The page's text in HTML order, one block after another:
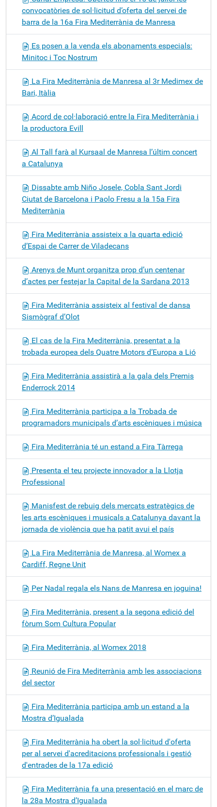
convocatòries de sol·licitud d’oferta del servei de
barra de la 16a Fira Mediterrània de Manresa
Es posen a la venda els abonaments especials:
Minitoc i Toc Nostrum
La Fira Mediterrània de Manresa al 3r Medimex de
Bari, Itàlia
Acord de col·laboració entre la Fira Mediterrània i
la productora Evill
Al Tall farà al Kursaal de Manresa l’últim concert
a Catalunya
Dissabte amb Niño Josele, Cobla Sant Jordi
Ciutat de Barcelona i Paolo Fresu a la 15a Fira
Mediterrània
Fira Mediterrània assisteix a la quarta edició
d’Espai de Carrer de Viladecans
Arenys de Munt organitza prop d’un centenar
d’actes per festejar la Capital de la Sardana 2013
Fira Mediterrània assisteix al festival de dansa
Sismògraf d’Olot
El cas de la Fira Mediterrània, presentat a la
trobada europea dels Quatre Motors d’Europa a Lió
Fira Mediterrània assistirà a la gala dels Premis
Enderrock 2014
Fira Mediterrània participa a la Trobada de
programadors municipals d’arts escèniques i música
Fira Mediterrània té un estand a Fira Tàrrega
Presenta el teu projecte innovador a la Llotja
Professional
Manisfest de rebuig dels mercats estratègics de
les arts escèniques i musicals a Catalunya davant la
jornada de violència que ha patit avui el país
La Fira Mediterrània de Manresa, al Womex a
Cardiff, Regne Unit
Per Nadal regala els Nans de Manresa en joguina!
Fira Mediterrània, present a la segona edició del
fòrum Som Cultura Popular
Fira Mediterrània, al Womex 2018
Reunió de Fira Mediterrània amb les associacions
del sector
Fira Mediterrània participa amb un estand a la
Mostra d’Igualada
Fira Mediterrània ha obert la sol·licitud d'oferta
per al servei d'acreditacions professionals i gestió
d'entrades de la 17a edició
Fira Mediterrània fa una presentació en el marc de
la 28a Mostra d’Igualada